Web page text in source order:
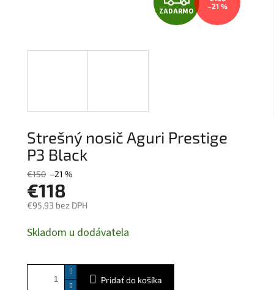
A
M
O
ZADARMO
–21 %
Strešný nosič Aguri Prestige
P3 Black
€150 –21 %
€118
€95,93 bez DPH
cena:
Skladom u dodávatela
Pridať do košíka